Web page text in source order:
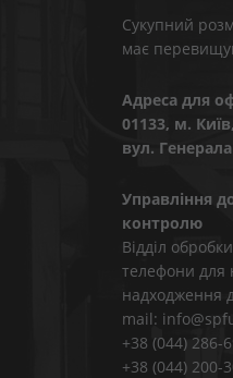
Сукупний
має
Адреса для
01133, м. Київ,
вул.
Управління
контролю
Відділ
телефони для
надходження
mail:
+38 (044) 286-
+38 (044) 200-